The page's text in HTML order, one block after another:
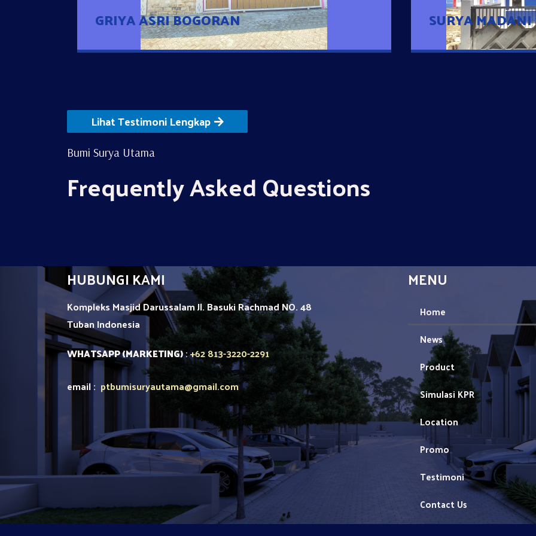
GRIYA ASRI BOGORAN SURYA
Lihat Testimoni Lengkap
Bumi Surya Utama
Frequently Asked Questions
HUBUNGI KAMI
Kompleks Masjid Darussalam Jl. Basuki Rachmad NO. 48
TubanIndonesia
WHATSAPP (MARKETING):+62 813-3220-2291
email : ptbumisuryautama@gmail.com
MENU
Home
News
Product
Simulasi KPR
Location
Promo
Testimoni
Contact Us